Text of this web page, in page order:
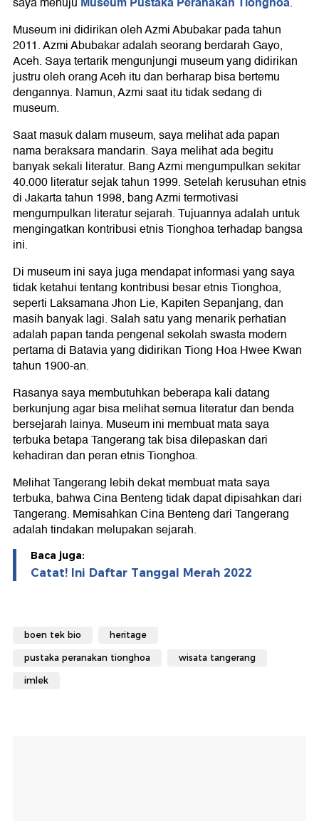
Museum ini didirikan oleh Azmi Abubakar pada tahun
2011. Azmi Abubakar adalah seorang berdarah Gayo,
Aceh. Saya tertarik mengunjungi museum yang didirikan
justru oleh orang Aceh itu dan berharap bisa bertemu
dengannya. Namun, Azmi saat itu tidak sedang di
museum.
Saat masuk dalam museum, saya melihat ada papan
nama beraksara mandarin. Saya melihat ada begitu
banyak sekali literatur. Bang Azmi mengumpulkan sekitar
40.000 literatur sejak tahun 1999. Setelah kerusuhan etnis
di Jakarta tahun 1998, bang Azmi termotivasi
mengumpulkan literatur sejarah. Tujuannya adalah untuk
mengingatkan kontribusi etnis Tionghoa terhadap bangsa
ini.
Di museum ini saya juga mendapat informasi yang saya
tidak ketahui tentang kontribusi besar etnis Tionghoa,
seperti Laksamana Jhon Lie, Kapiten Sepanjang, dan
masih banyak lagi. Salah satu yang menarik perhatian
adalah papan tanda pengenal sekolah swasta modern
pertama di Batavia yang didirikan Tiong Hoa Hwee Kwan
tahun 1900-an.
Rasanya saya membutuhkan beberapa kali datang
berkunjung agar bisa melihat semua literatur dan benda
bersejarah lainya. Museum ini membuat mata saya
terbuka betapa Tangerang tak bisa dilepaskan dari
kehadiran dan peran etnis Tionghoa.
Melihat Tangerang lebih dekat membuat mata saya
terbuka, bahwa Cina Benteng tidak dapat dipisahkan dari
Tangerang. Memisahkan Cina Benteng dari Tangerang
adalah tindakan melupakan sejarah.
Baca juga:
Catat! Ini Daftar Tanggal Merah 2022
boen tek bio heritage
pustaka peranakan tionghoa wisata tangerang
imlek